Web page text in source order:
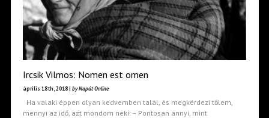
Ircsik Vilmos: Nomen est omen
április 18th, 2018 | by Napút Online
Ha valaki éppen olyan kedvemben talál, és megkérdezi tőlem,
mennyi az idő, azt mondom neki: – Pontosan annyi, mint